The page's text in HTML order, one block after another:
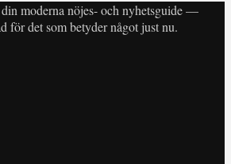
din moderna nöjes- och nyhetsguide —
för det som betyder något just nu.